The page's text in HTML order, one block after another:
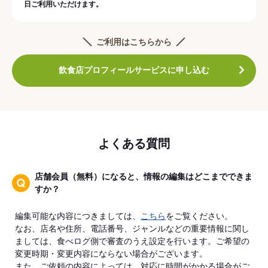
日ご利用いただけます。
ご利用はこちらから
飲食店プロフィールサービスに申し込む
よくある質問
店舗会員（無料）になると、情報の編集はどこまでできま
すか？
編集可能な内容につきましては、 こちらをご覧ください。
なお、店名や住所、電話番号、ジャンルなどの重要情報に関し
ましては、食べログ側で審査のうえ設定を行います。ご希望の
変更時期・変更内容にならない場合がございます。